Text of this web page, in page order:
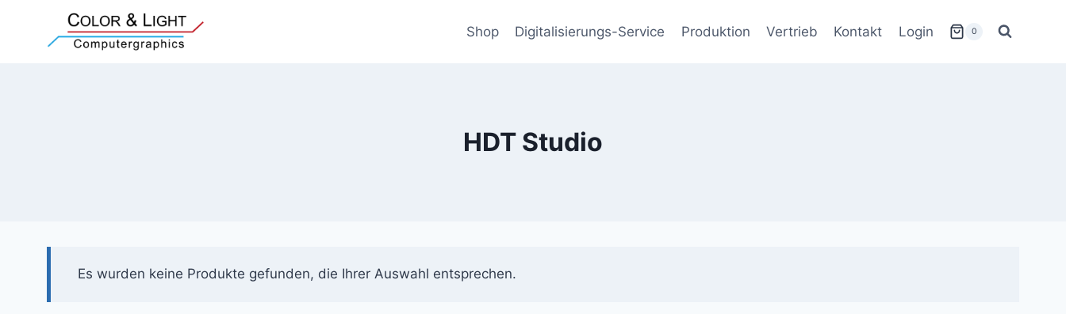
springen
Shop Digitalisierungs-Service Produktion Vertrieb Kontakt Login 0
HDT Studio
Es wurden keine Produkte gefunden, die Ihrer Auswahl entsprechen.